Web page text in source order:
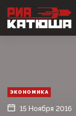
ЭКОНОМИКА
15 Ноября 2016